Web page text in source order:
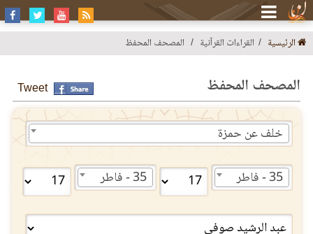
الرئيسية القراءات القرآنية المصحف المحفظ
المصحف المحفظ Tweet
خلف عن حمزة
35 - فاطر 35 - فاطر